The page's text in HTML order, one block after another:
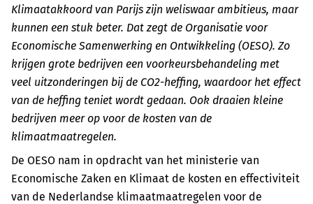
Klimaatakkoord van Parijs zijn weliswaar ambitieus, maar
kunnen een stuk beter. Dat zegt de Organisatie voor
Economische Samenwerking en Ontwikkeling (OESO). Zo
krijgen grote bedrijven een voorkeursbehandeling met
veel uitzonderingen bij de CO2-heffing, waardoor het effect
van de heffing teniet wordt gedaan. Ook draaien kleine
bedrijven meer op voor de kosten van de
klimaatmaatregelen.
De OESO nam in opdracht van het ministerie van
Economische Zaken en Klimaat de kosten en effectiviteit
van de Nederlandse klimaatmaatregelen voor de